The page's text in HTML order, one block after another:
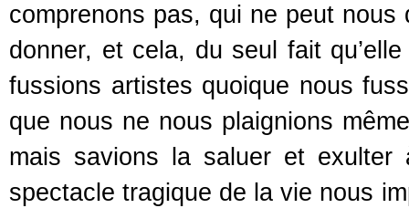
comprenons pas, qui ne peut
donner, et cela, du seul fait
fussions artistes quoique nous
que nous ne nous plaignions
mais savions la saluer et
spectacle tragique de la vie nous